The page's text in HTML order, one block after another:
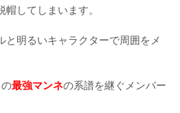
してしまいます。
と明るいキャラクターで周囲をメ
最強マンネの系譜を継ぐメンバー